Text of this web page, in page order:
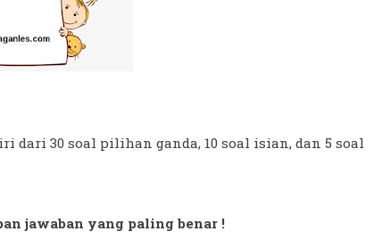
dari 30 soal pilihan ganda, 10 soal isian, dan 5 soal
jawaban yang paling benar !